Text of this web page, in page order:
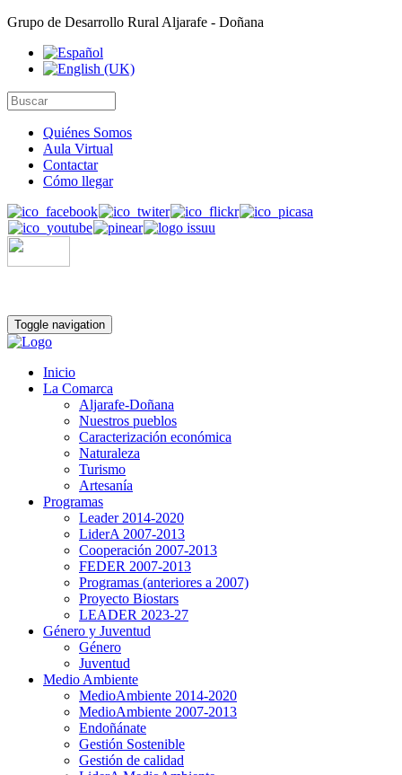
Grupo de Desarrollo Rural Aljarafe - Doñana
Quiénes Somos
Aula Virtual
Contactar
Cómo llegar
Toggle navigation
Inicio
La Comarca
Aljarafe-Doñana
Nuestros pueblos
Caracterización económica
Naturaleza
Turismo
Artesanía
Programas
Leader 2014-2020
LiderA 2007-2013
Cooperación 2007-2013
FEDER 2007-2013
Programas (anteriores a 2007)
Proyecto Biostars
LEADER 2023-27
Género y Juventud
Género
Juventud
Medio Ambiente
MedioAmbiente 2014-2020
MedioAmbiente 2007-2013
Endoñánate
Gestión Sostenible
Gestión de calidad